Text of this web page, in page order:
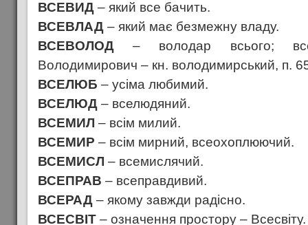
ВСЕВИД – який все бачить.
ВСЕВЛАД – який має безмежну владу.
ВСЕВОЛОД – володар всього;
Володимирович – кн. володимирський, п.
ВСЕЛЮБ – усіма любимий.
ВСЕЛЮД – вселюдяний.
ВСЕМИЛ – всім милий.
ВСЕМИР – всім мирний, всеохоплюючий.
ВСЕМИСЛ – всемислячий.
ВСЕПРАВ – всеправдивий.
ВСЕРАД – якому завжди радісно.
ВСЕСВІТ – означення простору – Всесвіту.